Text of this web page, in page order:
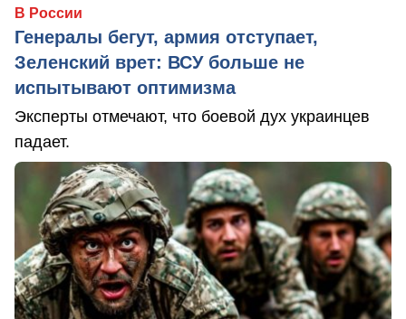
В России
Генералы бегут, армия отступает,
Зеленский врет: ВСУ больше не
испытывают оптимизма
Эксперты отмечают, что боевой дух украинцев
падает.